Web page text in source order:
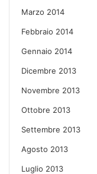
Marzo 2014
Febbraio 2014
Gennaio 2014
Dicembre 2013
Novembre 2013
Ottobre 2013
Settembre 2013
Agosto 2013
Luglio 2013